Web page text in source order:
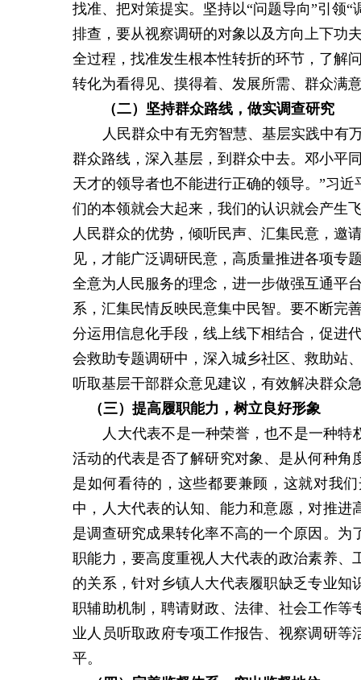
找准、把对策提实。坚持以“问题导向”引领
排查，要从视察调研的对象以及方向上下功
全过程，找准发生根本性转折的环节，了解
转化为看得见、摸得着、发展所需、群众满
（二）坚持群众路线，做实调查研究
人民群众中有无穷智慧、基层实践中有
群众路线，深入基层，到群众中去。邓小平
天才的领导者也不能进行正确的领导。”习
们的本领就会大起来，我们的认识就会产生
人民群众的优势，倾听民声、汇集民意，邀
见，才能广泛调研民意，高质量推进各项专
全意为人民服务的理念，进一步做强互通平
系，汇集民情反映民意集中民智。要不断完
分运用信息化手段，线上线下相结合，促进
会救助专题调研中，深入城乡社区、救助站
听取基层干部群众意见建议，有效解决群众
（三）提高履职能力 ，树立良好形象
人大代表不是一种荣誉，也不是一种
活动的代表是否了解研究对象、是从何种
是如何看待的，这些都要兼顾，这就对我
中，人大代表的认知、能力和意愿，对推
是调查研究成果转化率不高的一个原因。
职能力，要高度重视人大代表的政治素养
的关系，针对乡镇人大代表履职缺乏专业
职辅助机制，聘请财政、法律、社会工作
业人员听取政府专项工作报告、视察调研
平。